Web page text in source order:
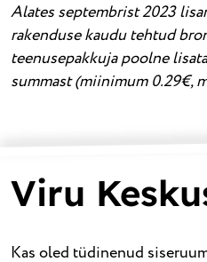
Alates septembrist 2023
rakenduse kaudu tehtud
teenusepakkuja poolne
summast (miinimum 0.29€,
Viru
Kas oled tüdinenud